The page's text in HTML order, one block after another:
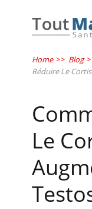
Home >> Blog
Réduire Le
Le